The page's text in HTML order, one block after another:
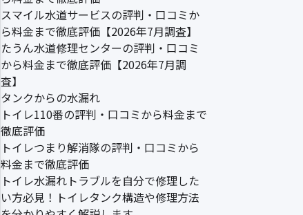
スマイル水道サービスの評判・口コミか
ら料金まで徹底評価【2026年7月調査】
たうん水道修理センターの評判・口コミ
から料金まで徹底評価【2026年7月調
査】
タンクからの水漏れ
トイレ110番の評判・口コミから料金まで
徹底評価
トイレつまり解消隊の評判・口コミから
料金まで徹底評価
トイレ水漏れトラブルを自分で修理した
い方必見！トイレタンク構造や修理方法